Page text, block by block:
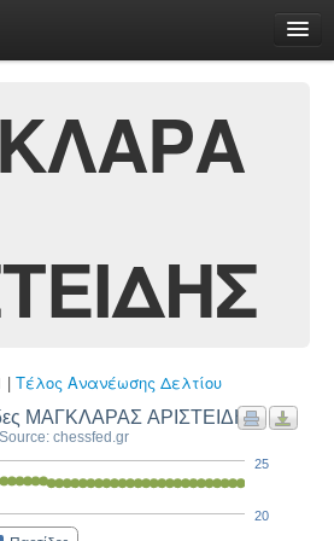
| Τέλος Ανανέωσης Δελτίου
ΜΑΓΚΛΑΡΑΣ ΑΡΙΣΤΕΙΔΗΣ
Source: chessfed.gr
20
25